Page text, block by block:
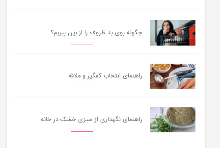
چگونه بوی بد ظروف را از بین ببریم؟
راهنمای انتخاب کفگیر و ملاقه
راهنمای نگهداری از سبزی خشک در خانه